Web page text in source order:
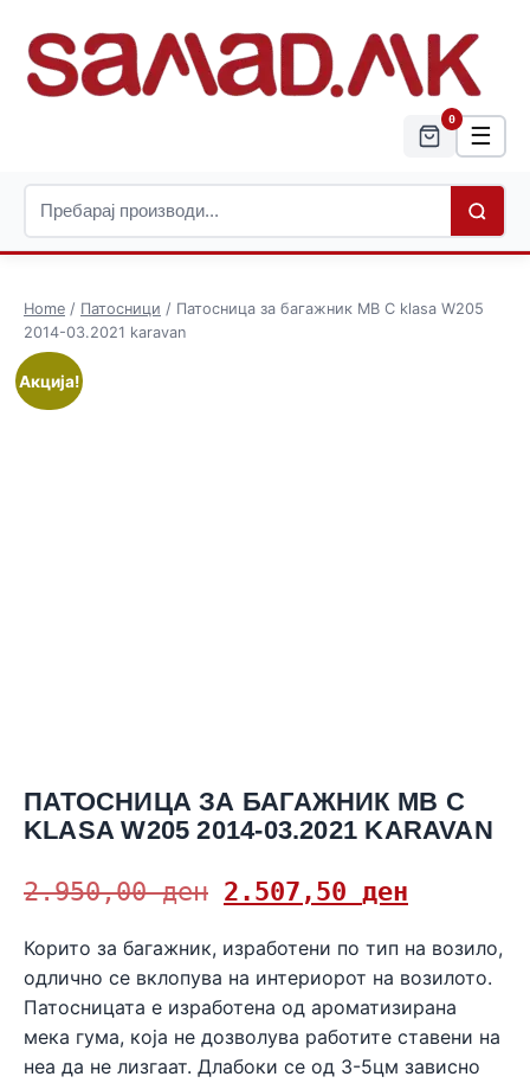
0
☰
Home / Патосници / Патосница за багажник MB C klasa W205
2014-03.2021 karavan
Акција!
ПАТОСНИЦА ЗА БАГАЖНИК MB C
KLASA W205 2014-03.2021 KARAVAN
2.950,00ден 2.507,50 ден
Корито за багажник, изработени по тип на возило,
одлично се вклопува на интериорот на возилото.
Патосницата е изработена од ароматизирана
мека гума, која не дозволува работите ставени на
неа да не лизгаат. Длабоки се од 3-5цм зависно